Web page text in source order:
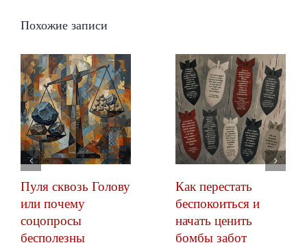
Похожие записи
Пуля сквозь Голову
или почему
соцопросы
бесполезны
Как перестать
беспокоиться и
начать ценить
бомбы забот